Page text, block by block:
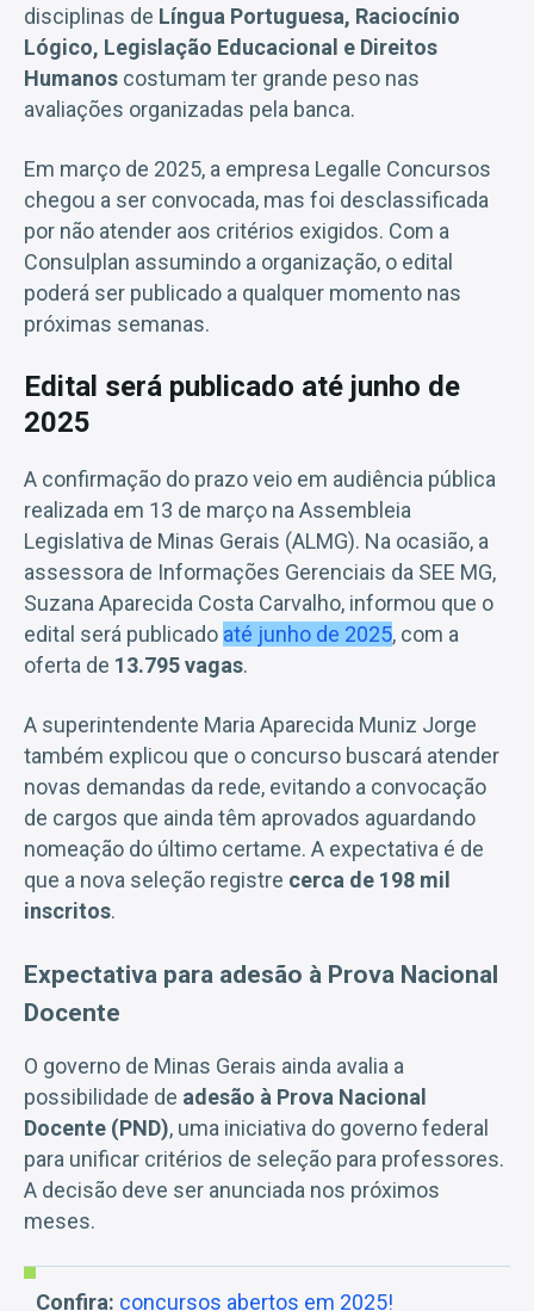
disciplinas de Língua Portuguesa, Raciocínio
Lógico, Legislação Educacional e Direitos
Humanos costumam ter grande peso nas
avaliações organizadas pela banca.
Em março de 2025, a empresa Legalle Concursos
chegou a ser convocada, mas foi desclassificada
por não atender aos critérios exigidos. Com a
Consulplan assumindo a organização, o edital
poderá ser publicado a qualquer momento nas
próximas semanas.
Edital será publicado até junho de
2025
A confirmação do prazo veio em audiência pública
realizada em 13 de março na Assembleia
Legislativa de Minas Gerais (ALMG). Na ocasião, a
assessora de Informações Gerenciais da SEE MG,
Suzana Aparecida Costa Carvalho, informou que o
edital será publicado até junho de 2025, com a
oferta de 13.795 vagas.
A superintendente Maria Aparecida Muniz Jorge
também explicou que o concurso buscará atender
novas demandas da rede, evitando a convocação
de cargos que ainda têm aprovados aguardando
nomeação do último certame. A expectativa é de
que a nova seleção registre cerca de 198 mil
inscritos.
Expectativa para adesão à Prova Nacional
Docente
O governo de Minas Gerais ainda avalia a
possibilidade de adesão à Prova Nacional
Docente (PND), uma iniciativa do governo federal
para unificar critérios de seleção para professores.
A decisão deve ser anunciada nos próximos
meses.
Confira: concursos abertos em 2025!